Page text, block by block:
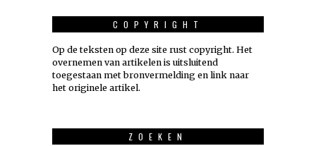
COPYRIGHT
Op de teksten op deze site rust copyright. Het
overnemen van artikelen is uitsluitend
toegestaan met bronvermelding en link naar
het originele artikel.
ZOEKEN